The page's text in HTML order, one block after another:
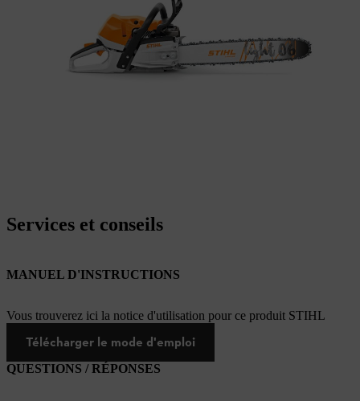
Services et conseils
MANUEL D'INSTRUCTIONS
Vous trouverez ici la notice d'utilisation pour ce produit STIHL
Télécharger le mode d'emploi
QUESTIONS / RÉPONSES